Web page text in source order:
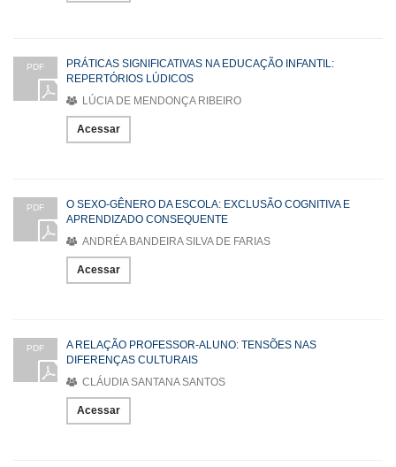
PDF
PRÁTICAS SIGNIFICATIVAS NA EDUCAÇÃO INFANTIL:
REPERTÓRIOS LÚDICOS
LÚCIA DE MENDONÇA RIBEIRO
Acessar
PDF
O SEXO-GÊNERO DA ESCOLA: EXCLUSÃO COGNITIVA E
APRENDIZADO CONSEQUENTE
ANDRÉA BANDEIRA SILVA DE FARIAS
Acessar
PDF
A RELAÇÃO PROFESSOR-ALUNO: TENSÕES NAS
DIFERENÇAS CULTURAIS
CLÁUDIA SANTANA SANTOS
Acessar